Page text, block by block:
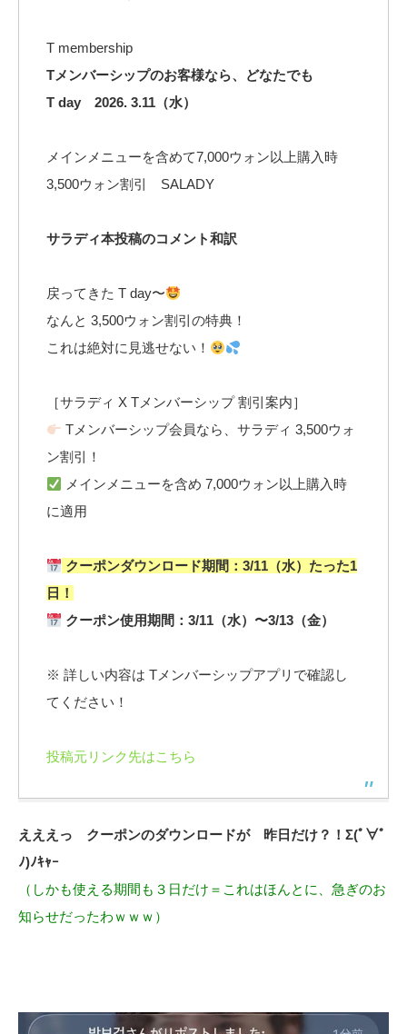
T membership
Tメンバーシップのお客様なら、どなたでも
T day 2026. 3.11（水）
メインメニューを含めて7,000ウォン以上購入時
3,500ウォン割引 SALADY
サラディ本投稿のコメント和訳
戻ってきた T day〜
なんと 3,500ウォン割引の特典！
これは絶対に見逃せない！
［サラディ X Tメンバーシップ 割引案内］
Tメンバーシップ会員なら、サラディ 3,500ウォ
ン割引！
メインメニューを含め 7,000ウォン以上購入時
に適用
クーポンダウンロード期間：3/11（水）たった1
日！
クーポン使用期間：3/11（水）〜3/13（金）
※ 詳しい内容は Tメンバーシップアプリで確認し
てください！
投稿元リンク先はこちら
えええっ クーポンのダウンロードが 昨日だけ？！Σ(ﾟ∀ﾟ
ﾉ)ﾉｷｬｰ
（しかも使える期間も３日だけ＝これはほんとに、急ぎのお
知らせだったわｗｗｗ）